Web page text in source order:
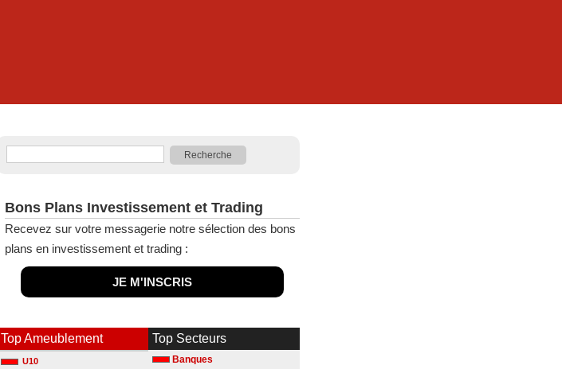
Bons Plans Investissement et Trading
Recevez sur votre messagerie notre sélection des bons
plans en investissement et trading :
JE M'INSCRIS
Top Ameublement
U10
Top Secteurs
Banques